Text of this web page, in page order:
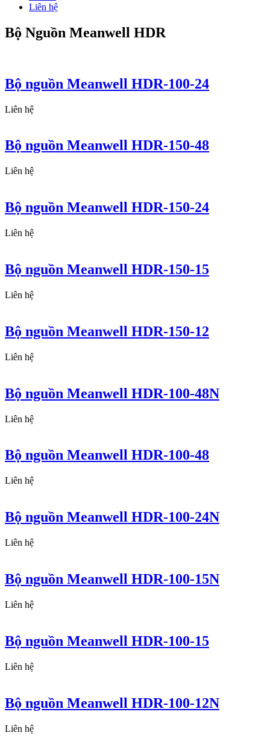
Liên hệ
Bộ Nguồn Meanwell HDR
Bộ nguồn Meanwell HDR-100-24
Liên hệ
Bộ nguồn Meanwell HDR-150-48
Liên hệ
Bộ nguồn Meanwell HDR-150-24
Liên hệ
Bộ nguồn Meanwell HDR-150-15
Liên hệ
Bộ nguồn Meanwell HDR-150-12
Liên hệ
Bộ nguồn Meanwell HDR-100-48N
Liên hệ
Bộ nguồn Meanwell HDR-100-48
Liên hệ
Bộ nguồn Meanwell HDR-100-24N
Liên hệ
Bộ nguồn Meanwell HDR-100-15N
Liên hệ
Bộ nguồn Meanwell HDR-100-15
Liên hệ
Bộ nguồn Meanwell HDR-100-12N
Liên hệ